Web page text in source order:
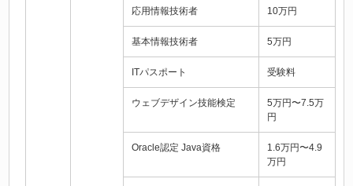
応用情報技術者 10万円
基本情報技術者 5万円
ITパスポート 受験料
ウェブデザイン技能検定
5万円〜7.5万
円
Oracle認定 Java資格
1.6万円〜4.9
万円